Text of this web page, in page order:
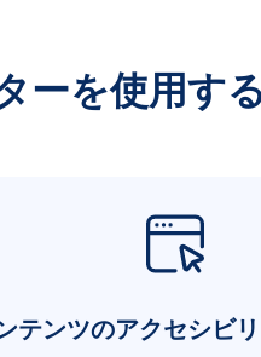
ーを使用す
テンツのアクセシビ